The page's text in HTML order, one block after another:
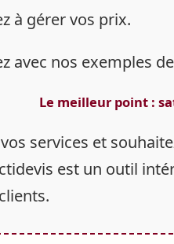
à gérer vos prix.
avec nos exemples
Le meilleur point :
services et
est un outil